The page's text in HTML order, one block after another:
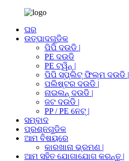
ଘର
ଉତ୍ପାଦଗୁଡିକ
ପିପି ଦଉଡି |
PE ଦଉଡି
PE ଟ୍ୱିନ୍ |
ପିପି ସ୍ପ୍ଲିଟ୍ ଫିଲ୍ମ ଦଉଡି |
ପଲିଷ୍ଟର ଦଉଡି |
ନାଇଲନ୍ ଦଉଡି |
ଜଟ ଦଉଡି |
PP / PE ନେଟ୍ |
ସମ୍ବାଦ
ପ୍ରଶ୍ନଗୁଡିକ
ଆମ ବିଷୟରେ
କାରଖାନା ଭ୍ରମଣ |
ଆମ ସହିତ ଯୋଗାଯୋଗ କରନ୍ତୁ |